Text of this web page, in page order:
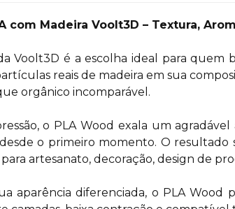
com Madeira Voolt3D – Textura,
Voolt3D é a escolha ideal para quem
reais de madeira em sua
orgânico incomparável.
o PLA Wood exala um
o primeiro momento. O resultado
para artesanato, decoração, design de
aparência diferenciada, o PLA Wood